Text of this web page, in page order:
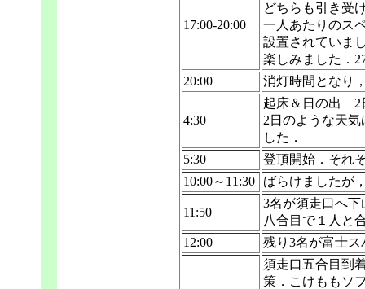
17:00-20:00
どちらも引き受
一人あたりのス
設置されていま
楽しみました．
20:00
消灯時間となり
4:30
起床＆日の出 2
2日のような天
した．
5:30
登頂開始．それ
10:00～11:30
ばらけましたが
11:50
3名が須走口へ
八合目で１人と
12:00
残り3名が富士
須走口五合目到
策．こけももソ